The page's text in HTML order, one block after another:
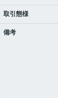
取引態様
備考